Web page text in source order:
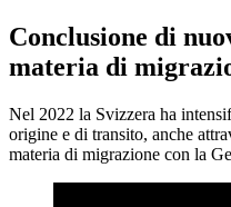
Conclusione di
materia di
Nel 2022 la Svizzera ha
origine e di transito, anche
materia di migrazione con la